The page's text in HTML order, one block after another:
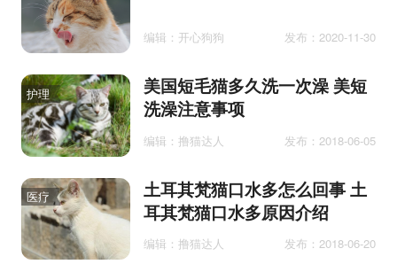
编辑：开心狗狗 发布：2020-11-30
护理
美国短毛猫多久洗一次澡 美短
洗澡注意事项
编辑：撸猫达人 发布：2018-06-05
医疗
土耳其梵猫口水多怎么回事 土
耳其梵猫口水多原因介绍
编辑：撸猫达人 发布：2018-06-20